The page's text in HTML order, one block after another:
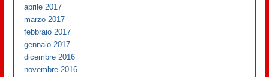
aprile 2017
marzo 2017
febbraio 2017
gennaio 2017
dicembre 2016
novembre 2016